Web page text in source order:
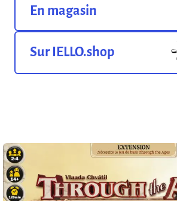
En magasin
Sur IELLO.shop